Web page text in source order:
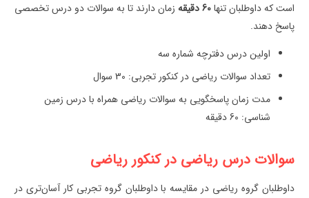
است که داوطلبان تنها60 دقیقه
زمان دارند تا به سوالات دو درس تخصصی
پاسخ دهند.
اولین درس دفترچه شماره سه
تعداد سوالات ریاضی در کنکور تجربی: 30 سوال
مدت زمان پاسخگویی به سوالات ریاضی همراه با درس زمین
شناسی: 60 دقیقه
سوالات درس ریاضی در کنکور ریاضی
داوطلبان گروه ریاضی در مقایسه با داوطلبان گروه تجربی کار آسان‌تری در